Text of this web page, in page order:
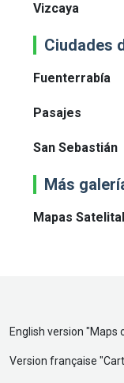
Vizcaya
Ciudades
Fuenterrabía
Pasajes
San Sebastián
Más
Mapas
English version "Maps
Version française "